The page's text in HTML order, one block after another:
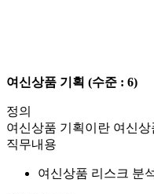
여신상품 기획 (수준 : 6)
정의
여신상품 기획이란 여신
직무내용
여신상품 리스크 분